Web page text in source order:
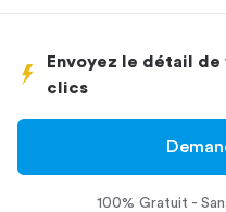
Envoyez le détail
clics
100% Gratuit -